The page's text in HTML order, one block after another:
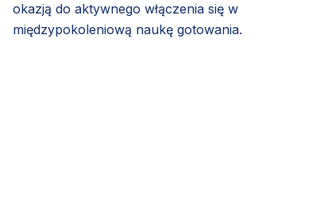
okazją do aktywnego włączenia się w
międzypokoleniową naukę gotowania.